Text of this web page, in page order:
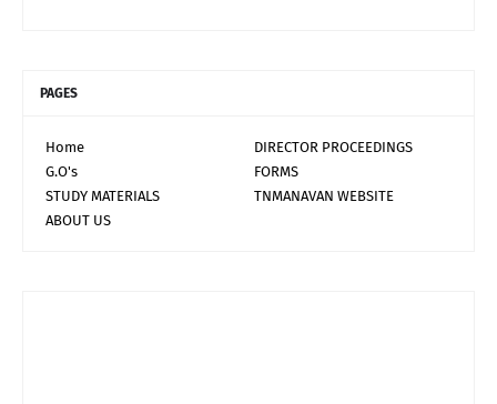
PAGES
Home
DIRECTOR PROCEEDINGS
G.O's
FORMS
STUDY MATERIALS
TNMANAVAN WEBSITE
ABOUT US